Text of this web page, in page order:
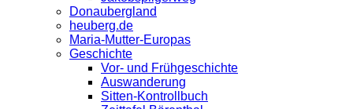
Donaubergland
heuberg.de
Maria-Mutter-Europas
Geschichte
Vor- und Frühgeschichte
Auswanderung
Sitten-Kontrollbuch